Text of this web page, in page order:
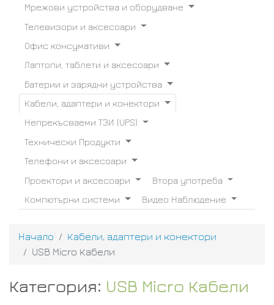
Мрежови устройства и оборудване
Телевизори и аксесоари
Офис консумативи
Лаптопи, таблети и аксесоари
Батерии и зарядни устройства
Кабели, адаптери и конектори
Непрекъсваеми ТЗИ (UPS)
Технически Продукти
Телефони и аксесоари
Проектори и аксесоари
Втора употреба
Компютърни системи
Видео Наблюдение
Начало
Кабели, адаптери и конектори
USB Micro Кабели
Категория: USB Micro Кабели